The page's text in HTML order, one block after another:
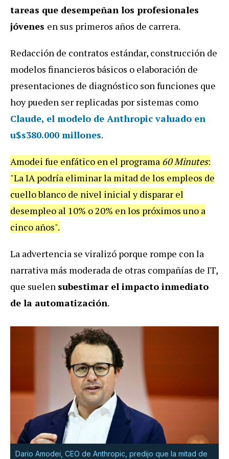
tareas que desempeñan los profesionales
jóvenes en sus primeros años de carrera.
Redacción de contratos estándar, construcción de
modelos financieros básicos o elaboración de
presentaciones de diagnóstico son funciones que
hoy pueden ser replicadas por sistemas como
Claude, el modelo de Anthropic valuado en
u$s380.000 millones.
Amodei fue enfático en el programa 60 Minutes:
"La IA podría eliminar la mitad de los empleos de
cuello blanco de nivel inicial y disparar el
desempleo al 10% o 20% en los próximos uno a
cinco años".
La advertencia se viralizó porque rompe con la
narrativa más moderada de otras compañías de IT,
que suelen subestimar el impacto inmediato
de la automatización.
Dario Amodei, CEO de Anthropic, predijo que la mitad de